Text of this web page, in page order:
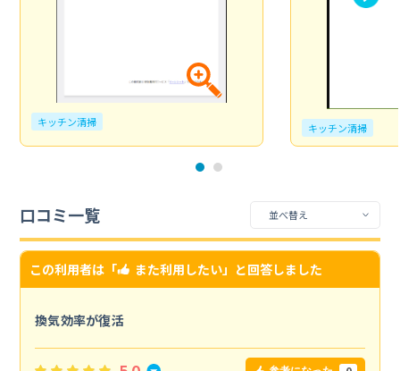
キッチン清掃 キッチン清掃
口コミ一覧
この利用者は「 また利用したい」と回答しました
換気効率が復活